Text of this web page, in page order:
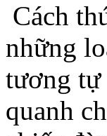
Cách
những
tương tự
quanh